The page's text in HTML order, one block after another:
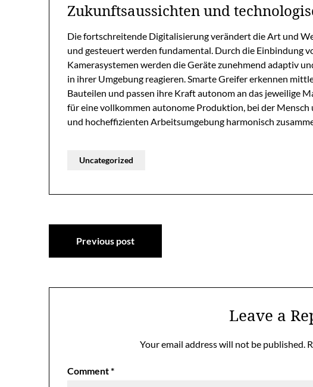
Zukunftsaussichten und
Die fortschreitende Digitalisierung verändert die Art und
und gesteuert werden fundamental. Durch die Einbindung
Kamerasystemen werden die Geräte zunehmend adaptiv
in ihrer Umgebung reagieren. Smarte Greifer erkennen
Bauteilen und passen ihre Kraft autonom an das jeweilige
für eine vollkommen autonome Produktion, bei der
und hocheffizienten Arbeitsumgebung harmonisch
Uncategorized
Post
navigation
Previous post
Leave a
Your email address will not be published.
Comment*